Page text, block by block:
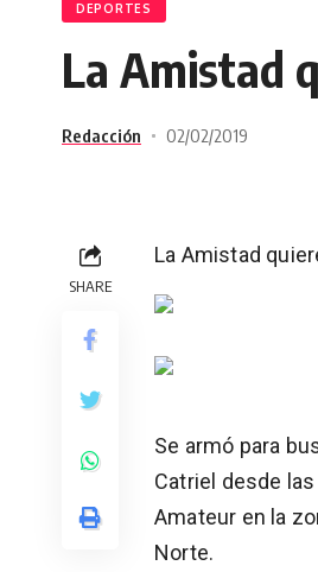
DEPORTES
La Amistad
Redacción 02/02/2019
SHARE
La Amistad
Se armó para
Catriel desde
Amateur en la
Norte.